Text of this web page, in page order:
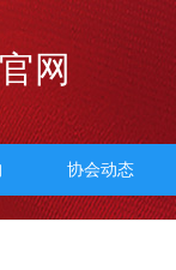
网
协会动态